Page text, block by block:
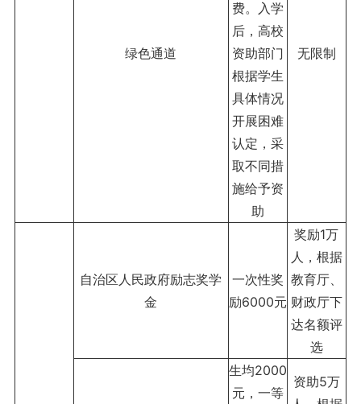
绿色通道
费。入学
后，高校
资助部门
根据学生
具体情况
开展困难
认定，采
取不同措
施给予资
助
无限制
自治区人民政府励志奖学
金
一次性奖
励6000元
奖励1万
人，根据
教育厅、
财政厅下
达名额评
选
生均2000
元，一等
资助5万